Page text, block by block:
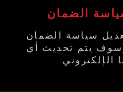
الضمان
سياسة الضمان
يتم تحديث أي
الإلكتروني